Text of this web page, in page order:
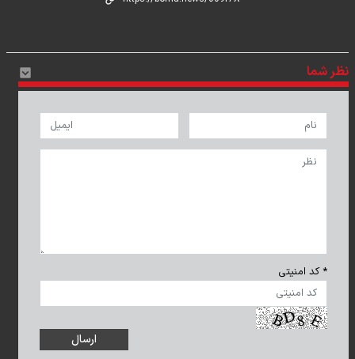
نظر شما
* کد امنیتی